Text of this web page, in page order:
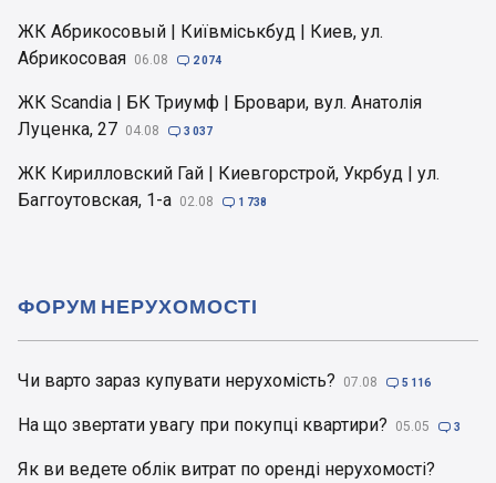
ЖК Абрикосовый | Київміськбуд | Киев, ул.
Абрикосовая 06.08  2 074
ЖК Scandia | БК Триумф | Бровари, вул. Анатолія
Луценка, 27 04.08  3 037
ЖК Кирилловский Гай | Киевгорстрой, Укрбуд | ул.
Баггоутовская, 1-а 02.08  1 738
Чи варто зараз купувати нерухомість? 07.08  5 116
На що звертати увагу при покупці квартири? 05.05  3
Як ви ведете облік витрат по оренді нерухомості?
ФОРУМ НЕРУХОМОСТІ